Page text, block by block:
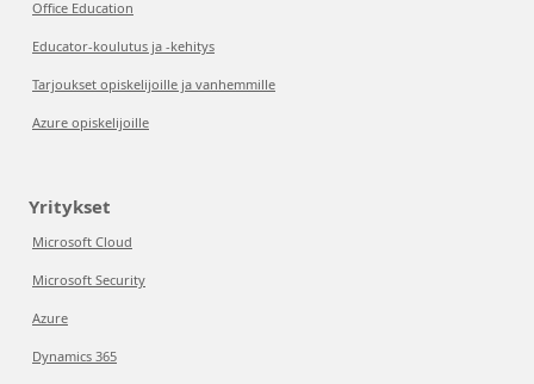
Office Education
Educator-koulutus ja -kehitys
Tarjoukset opiskelijoille ja vanhemmille
Azure opiskelijoille
Yritykset
Microsoft Cloud
Microsoft Security
Azure
Dynamics 365